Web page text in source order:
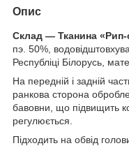
Опис
Склад — Тканина «Рип-
пэ. 50%,
Республіці Білорусь,
На передній і задній
ранкова сторона
бавовни, що підвищить
регулюється.
Підходить на обвід